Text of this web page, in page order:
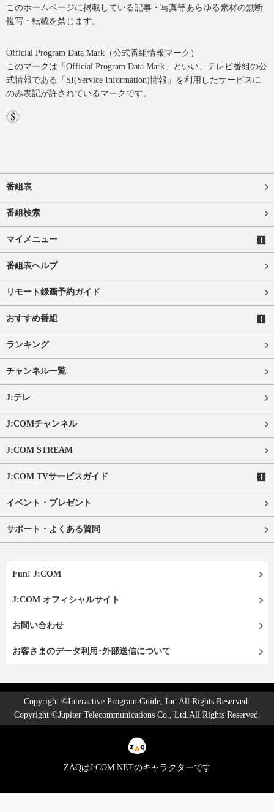
このホームページに掲載している記事・写真等あらゆる素材の無断
複写・転載を禁じます。
Official Program Data Mark（公式番組情報マーク）
このマークは「Official Program Data Mark」といい、テレビ番組の公
式情報である「SI(Service Information)情報」を利用したサービスに
のみ表記が許されているマークです。
番組表
番組検索
マイメニュー
番組表ヘルプ
リモート録画予約ガイド
おすすめ番組
ランキング
チャンネル一覧
J:テレ
J:COMチャンネル
J:COM STREAM
J:COM TVサービスガイド
イベント・プレゼント
サポート・よくある質問
Fun! J:COM
J:COM オフィシャルサイト
お問い合わせ
お客さまのデータ利用･外部送信について
Copyright ©Interactive Program Guide, Inc.All Rights Reserved.
Copyright ©Jupiter Telecommunications Co., Ltd.All Rights Reserved.
ZAQはJ:COM NETのキャラクターです